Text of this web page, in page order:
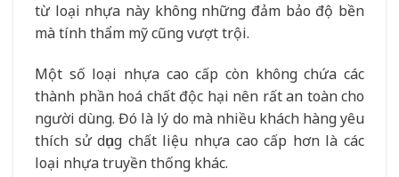
từ loại nhựa này không những đảm bảo độ bền
mà tính thẩm mỹ cũng vượt trội.
Một số loại nhựa cao cấp còn không chứa các
thành phần hoá chất độc hại nên rất an toàn cho
người dùng. Đó là lý do mà nhiều khách hàng yêu
thích sử dụng chất liệu nhựa cao cấp hơn là các
loại nhựa truyền thống khác.